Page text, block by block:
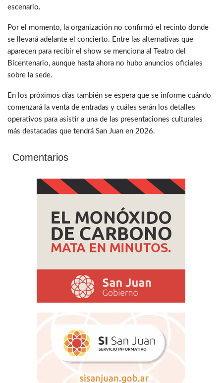
escenario.
Por el momento, la organización no confirmó el recinto donde
se llevará adelante el concierto. Entre las alternativas que
aparecen para recibir el show se menciona al Teatro del
Bicentenario, aunque hasta ahora no hubo anuncios oficiales
sobre la sede.
En los próximos días también se espera que se informe cuándo
comenzará la venta de entradas y cuáles serán los detalles
operativos para asistir a una de las presentaciones culturales
más destacadas que tendrá San Juan en 2026.
Comentarios